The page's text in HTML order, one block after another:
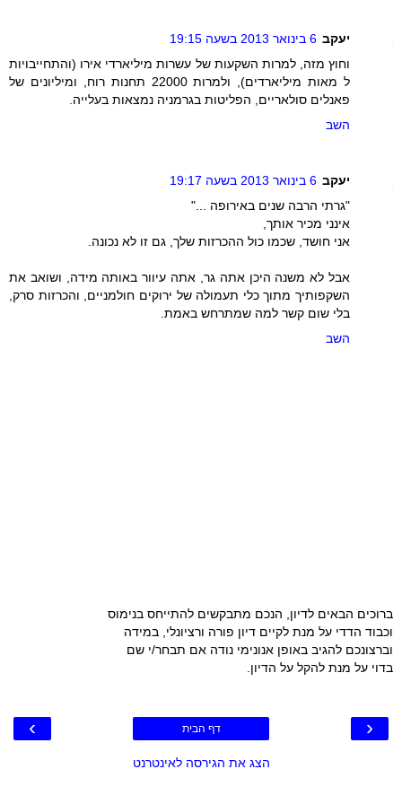
יעקב 6 בינואר 2013 בשעה 19:15
וחוץ מזה, למרות השקעות של עשרות מיליארדי אירו (והתחייבויות
ל מאות מיליארדים), ולמרות 22000 תחנות רוח, ומיליונים של
פאנלים סולאריים, הפליטות בגרמניה נמצאות בעלייה.
השב
יעקב 6 בינואר 2013 בשעה 19:17
"גרתי הרבה שנים באירופה ..."
אינני מכיר אותך,
אני חושד, שכמו כול ההכרזות שלך, גם זו לא נכונה.
אבל לא משנה היכן אתה גר, אתה עיוור באותה מידה, ושואב את
השקפותיך מתוך כלי תעמולה של ירוקים חולמניים, והכרזות סרק,
בלי שום קשר למה שמתרחש באמת.
השב
ברוכים הבאים לדיון, הנכם מתבקשים להתייחס בנימוס
וכבוד הדדי על מנת לקיים דיון פורה ורציונלי, במידה
וברצונכם להגיב באופן אנונימי נודה אם תבחר/י שם
בדוי על מנת להקל על הדיון.
‹
› דף הבית
הצג את הגירסה לאינטרנט